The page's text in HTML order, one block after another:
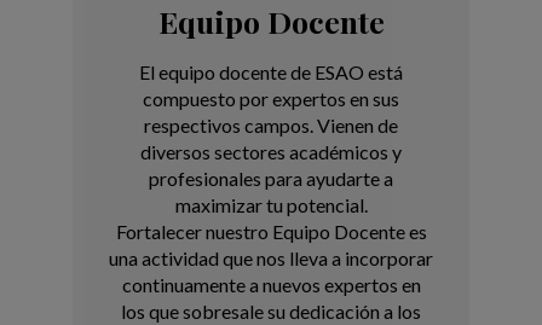
Equipo Docente
El equipo docente de ESAO está
compuesto por expertos en sus
respectivos campos. Vienen de
diversos sectores académicos y
profesionales para ayudarte a
maximizar tu potencial.
Fortalecer nuestro Equipo Docente es
una actividad que nos lleva a incorporar
continuamente a nuevos expertos en
los que sobresale su dedicación a los